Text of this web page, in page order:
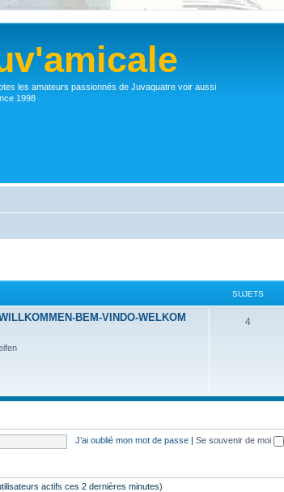
les amateurs passionnés de Juvaquatre voir aussi
1998
SUJETS
BEM-VINDO-WELKOM 4
J’ai oublié mon mot de passe Se souvenir de moi
actifs ces 2 dernières minutes)